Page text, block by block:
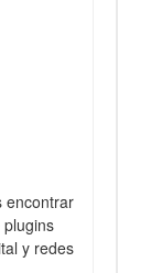
encontrar
y redes